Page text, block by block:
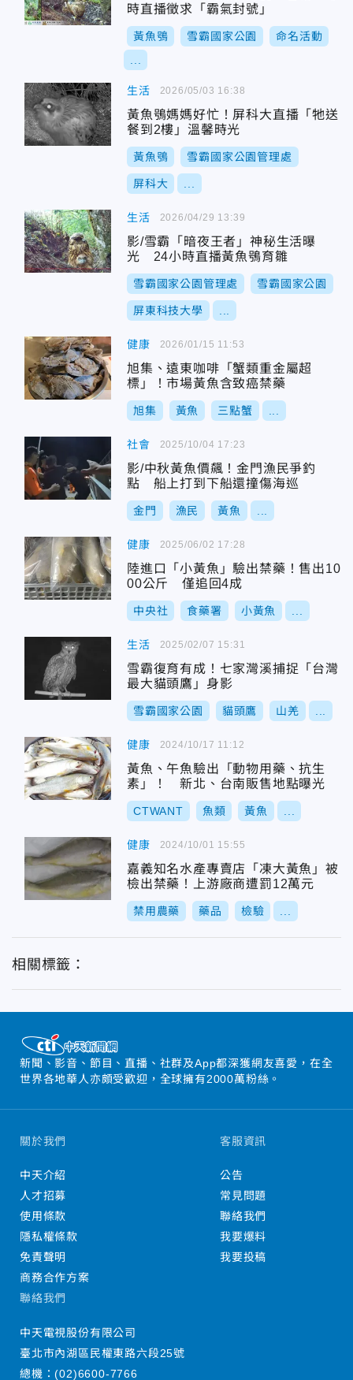
時直播徵求「霸氣封號」
黃魚鴞 雪霸國家公園 命名活動
生活
黃魚鴞媽媽好忙！屏科大直播「牠送
餐到2樓」溫馨時光
黃魚鴞 雪霸國家公園管理處
屏科大
2026/05/03 16:38
生活
影/雪霸「暗夜王者」神秘生活曝
光 24小時直播黃魚鴞育雛
雪霸國家公園管理處 雪霸國家公園
屏東科技大學
2026/04/29 13:39
健康
旭集、遠東咖啡「蟹類重金屬超
標」！市場黃魚含致癌禁藥
旭集 黃魚 三點蟹
2026/01/15 11:53
社會
影/中秋黃魚價飆！金門漁民爭釣
點 船上打到下船還撞傷海巡
金門 漁民 黃魚
2025/10/04 17:23
健康
陸進口「小黃魚」驗出禁藥！售出10
00公斤 僅追回4成
中央社 食藥署 小黃魚
2025/06/02 17:28
生活
雪霸復育有成！七家灣溪捕捉「台灣
最大貓頭鷹」身影
雪霸國家公園 貓頭鷹 山羌
2025/02/07 15:31
健康
黃魚、午魚驗出「動物用藥、抗生
素」！ 新北、台南販售地點曝光
CTWANT 魚類 黃魚
2024/10/17 11:12
健康
嘉義知名水產專賣店「凍大黃魚」被
檢出禁藥！上游廠商遭罰12萬元
禁用農藥 藥品 檢驗
2024/10/01 15:55
相關標籤：
新聞、影音、節目、直播、社群及App都深獲網友喜愛，在全
世界各地華人亦頗受歡迎，全球擁有2000萬粉絲。
關於我們
中天介紹
人才招募
使用條款
隱私權條款
免責聲明
商務合作方案
客服資訊
公告
常見問題
聯絡我們
我要爆料
我要投稿
聯絡我們
中天電視股份有限公司
臺北市內湖區民權東路六段25號
總機：(02)6600-7766